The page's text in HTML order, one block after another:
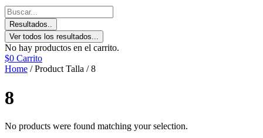
Resultados..
Ver todos los resultados...
No hay productos en el carrito.
$0 Carrito
Home / Product Talla / 8
8
No products were found matching your selection.